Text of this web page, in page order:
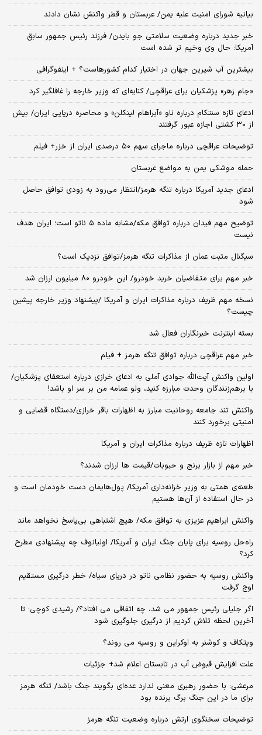
بیانیه شورای امنیت علیه یمن/ عربستان و قطر واکنش نشان دادند
خبر جدید درباره وضعیت سلامتی جو بایدن/ فرزند رئیس جمهور سابق
آمریکا: حال وی وخیم تر شده است
بیشترین آب شیرین جهان در اختیار کدام کشورهاست؟ + اینفوگرافی
«جام زهر» پزشکیان برای عراقچی/ کنایه‌ای که وزیر خارجه را غافلگیر کرد
ادعای تازه سنتکام درباره ناو «آبراهام لینکلن» و محاصره دریایی ایران/ بیش
از ۳۰ کشتی اجازه عبور گرفتند
توضیحات عراقچی درباره ماجرای سهم ۵۰ درصدی ایران از خزر+ فیلم
حمله موشکی یمن به مواضع عربستان
ادعای جدید آمریکا درباره تنگه هرمز/انتظار می‌رود به زودی توافق حاصل
شود
توضیح مهم فیدان درباره توافق مکه/مشابه ماده ۵ ناتو است؛ ایران هدف
نیست
سیگنال‌ مثبت عمان از مذاکرات تنگه هرمز/توافق نزدیک است؟
خبر مهم برای متقاضیان خرید خودرو/ این خودرو ۸۰ میلیون ارزان شد
نسخه‌ مهم ظریف درباره مذاکرات ایران و آمریکا /پیشنهاد وزیر خارجه پیشین
چیست؟
بسته اینترنت خبرنگاران فعال شد
خبر مهم عراقچی درباره توافق تنگه هرمز + فیلم
اولین واکنش آیت‌الله جوادی آملی به ادعای خرازی درباره استعفای پزشکیان/
با برهم‌زنندگان وحدت مبارزه کنید، ولو عمامه من بر سر او باشد!
واکنش تند جامعه روحانیت مبارز به اظهارات باقر خرازی/دستگاه قضایی و
امنیتی برخورد کنند
اظهارات تازه ظریف درباره مذاکرات ایران و آمریکا
خبر مهم از بازار برنج و حبوبات/قیمت ها ارزان شدند؟
طعنه‌ی‌ همتی به وزیر خزانه‌داری آمریکا/ پول‌هایمان دست خودمان است و
در حال استفاده از آن‌ها هستیم
واکنش ابراهیم عزیزی به توافق مکه/ هیچ اشتباهی بی‌پاسخ نخواهد ماند
راه‌حل روسیه برای پایان جنگ ایران و آمریکا/ اولیانوف چه پیشنهادی مطرح
کرد؟
واکنش روسیه به حضور نظامی ناتو در دریای سیاه/ خطر درگیری مستقیم
اوج گرفت
اگر جلیلی رئیس جمهور می شد، چه اتفاقی می افتاد؟/ رشیدی کوچی: تا
آخرین لحظه تلاش کردیم از درگیری جلوگیری شود
ویتکاف و کوشنر به اوکراین و روسیه می روند؟
علت افزایش قبوض آب در تابستان اعلام شد+ جزئیات
مرعشی: با حضور رهبری معنی ندارد عده‌ای بگویند جنگ باشد/ تنگه هرمز
برای ما در این جنگ برگ برنده بود
توضیحات سخنگوی ارتش درباره وضعیت تنگه هرمز